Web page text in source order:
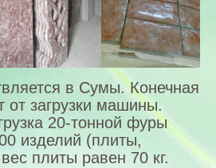
плитки
из карьера
в Сумы. Конечная
от загрузки машины.
20-тонной фуры
изделий (плиты,
плиты равен 70 кг.